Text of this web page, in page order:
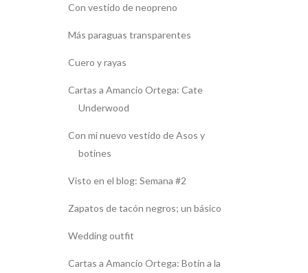
Con vestido de neopreno
Más paraguas transparentes
Cuero y rayas
Cartas a Amancio Ortega: Cate
Underwood
Con mi nuevo vestido de Asos y
botines
Visto en el blog: Semana #2
Zapatos de tacón negros; un básico
Wedding outfit
Cartas a Amancio Ortega: Botín a la